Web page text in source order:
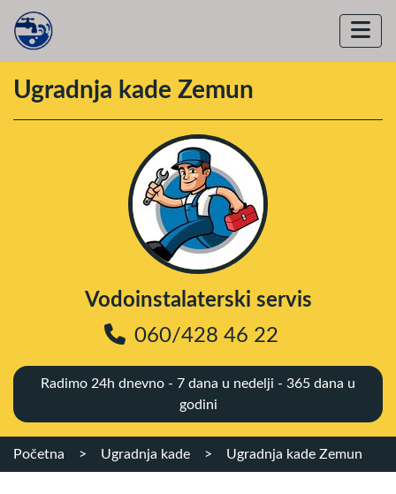
Ugradnja kade Zemun
Vodoinstalaterski servis
060/428 46 22
Radimo 24h dnevno - 7 dana u nedelji - 365 dana u
godini
Početna > Ugradnja kade > Ugradnja kade Zemun